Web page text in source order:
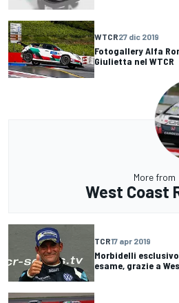
WTCR27 dic 2019
Fotogallery Alfa
Giulietta nel WTCR
More from
West Coast
TCR17 apr 2019
Morbidelli
esame, grazie a